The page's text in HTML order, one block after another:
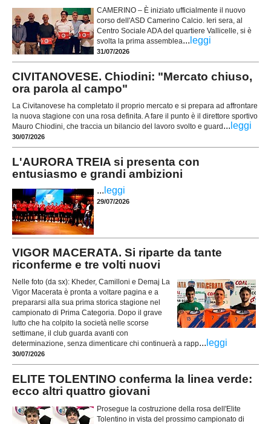
CAMERINO – È iniziato ufficialmente il nuovo
corso dell'ASD Camerino Calcio. Ieri sera, al
Centro Sociale ADA del quartiere Vallicelle, si è
svolta la prima assemblea... leggi
31/07/2026
CIVITANOVESE. Chiodini: "Mercato chiuso,
ora parola al campo"
La Civitanovese ha completato il proprio mercato e si prepara ad affrontare
la nuova stagione con una rosa definita. A fare il punto è il direttore sportivo
Mauro Chiodini, che traccia un bilancio del lavoro svolto e guard ... leggi
30/07/2026
L'AURORA TREIA si presenta con
entusiasmo e grandi ambizioni
... leggi
29/07/2026
VIGOR MACERATA. Si riparte da tante
riconferme e tre volti nuovi
Nelle foto (da sx): Kheder, Camilloni e Demaj La
Vigor Macerata è pronta a voltare pagina e a
prepararsi alla sua prima storica stagione nel
campionato di Prima Categoria. Dopo il grave
lutto che ha colpito la società nelle scorse
settimane, il club guarda avanti con
determinazione, senza dimenticare chi continuerà a rapp... leggi
30/07/2026
ELITE TOLENTINO conferma la linea verde:
ecco altri quattro giovani
Prosegue la costruzione della rosa dell'Elite
Tolentino in vista del prossimo campionato di